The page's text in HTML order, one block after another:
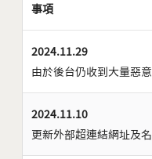
事項
2024.11.29
由於後台仍收到大量惡
2024.11.10
更新外部超連結網址及